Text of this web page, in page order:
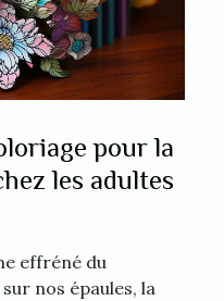
pour la
les adultes
effréné du
nos épaules, la